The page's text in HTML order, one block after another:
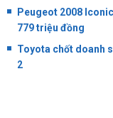
Peugeot 2008
779 triệu đồng
Toyota chốt doanh
2